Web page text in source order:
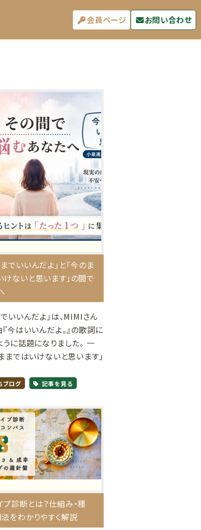
会員ページ お問い合わせ
でいいんだよ」と「今のま
けないと思います」の間で
いいんだよ」は、MIMIさん
今はいいんだよ。』の歌詞に
に話題になりました。 一
まではいけないと思います」
ブログ 記事を見る
プ診断とは？仕組み・種
法をわかりやすく解説